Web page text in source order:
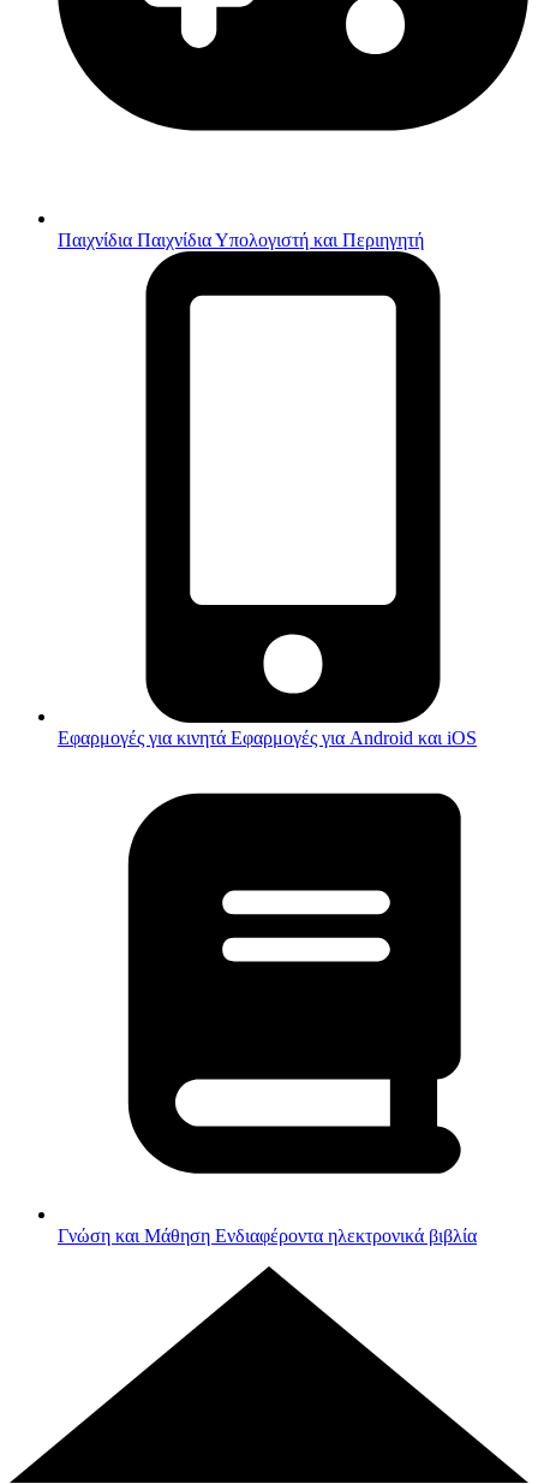
Παιχνίδια Παιχνίδια Υπολογιστή και Περιηγητή
Εφαρμογές για κινητά Εφαρμογές για Android και iOS
Γνώση και Μάθηση Ενδιαφέροντα ηλεκτρονικά βιβλία